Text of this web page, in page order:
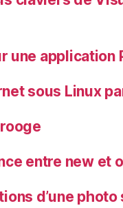
une application
sous Linux
entre new et
d’une photo